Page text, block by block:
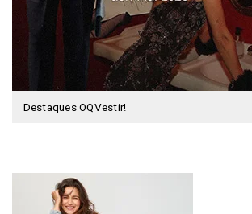
Destaques OQVestir!